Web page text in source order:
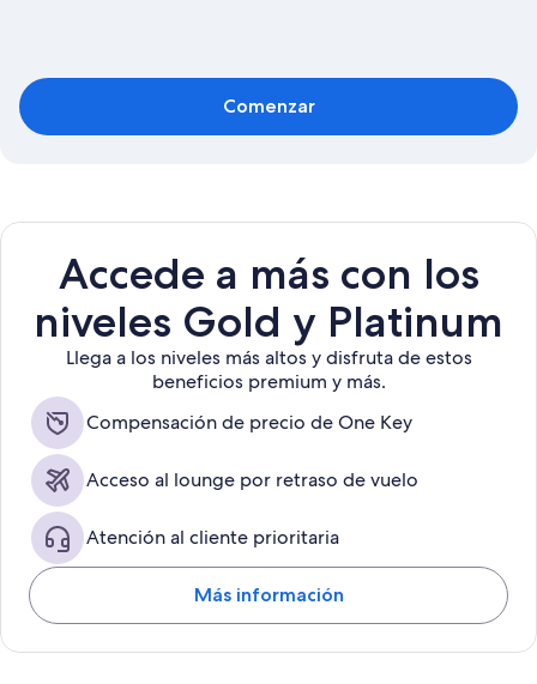
Comenzar
Accede a más con los
niveles Gold y Platinum
Llega a los niveles más altos y disfruta de estos
beneficios premium y más.
Compensación de precio de One Key
Acceso al lounge por retraso de vuelo
Atención al cliente prioritaria
Más información